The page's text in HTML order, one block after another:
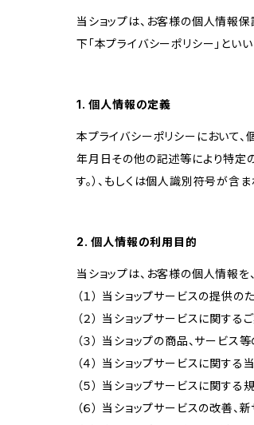
当ショップは、お客様の個人情報
下「本プライバシーポリシー」とい
1. 個人情報の定義
本プライバシーポリシーにおいて
年月日その他の記述等により特定
す。）、もしくは個人識別符号が含
2. 個人情報の利用目的
当ショップは、お客様の個人情報を
（１） 当ショップサービスの提供の
（２） 当ショップサービスに関す
（３） 当ショップの商品、サービス
（４） 当ショップサービスに関す
（５） 当ショップサービスに関す
（６） 当ショップサービスの改善